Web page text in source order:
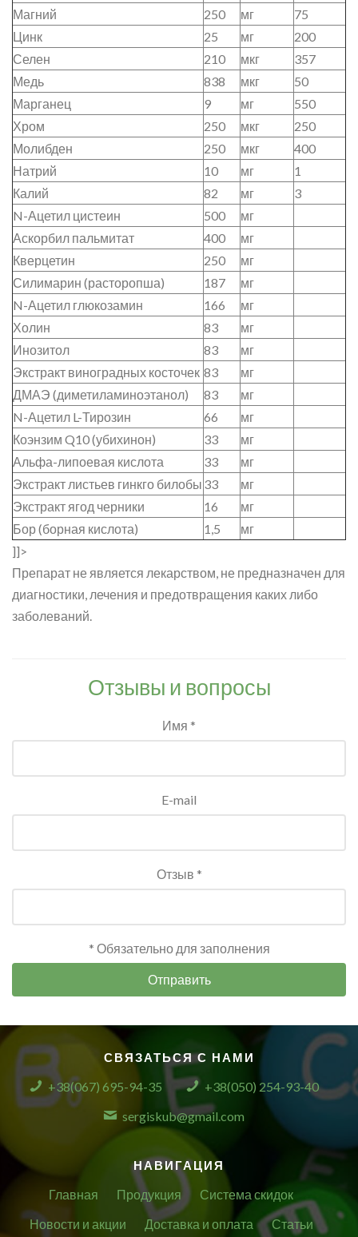
Магний
250 мг
75
Цинк
25 мг
200
Селен
210 мкг
357
Медь
838 мкг
50
Марганец
9 мг
550
Хром
250 мкг
250
Молибден
250 мкг
400
Натрий
10 мг
1
Калий
82 мг
3
N-Ацетил цистеин
500
мг
Аскорбил пальмитат
400
мг
Кверцетин
250
мг
Силимарин (расторопша)
187
мг
N-Ацетил глюкозамин
166
мг
Холин
83
мг
Инозитол
83
мг
Экстракт виноградных косточек 83
мг
ДМАЭ (диметиламиноэтанол)
83
мг
N-Ацетил L-Тирозин
66
мг
Коэнзим Q10 (убихинон)
33
мг
Альфа-липоевая кислота
33
мг
Экстракт листьев гинкго билобы 33
мг
Экстракт ягод черники
16
мг
Бор (борная кислота)
1,5
мг
]]>
Препарат не является лекарством, не предназначен для
диагностики, лечения и предотвращения каких либо
заболеваний.
Отзывы и вопросы
Имя *
E-mail
Отзыв *
* Обязательно для заполнения
Отправить
СВЯЗАТЬСЯ С НАМИ
+38(067) 695-94-35
+38(050) 254-93-40
sergiskub@gmail.com
НАВИГАЦИЯ
Главная Продукция
Система скидок
Новости и акции
Доставка и оплата Статьи